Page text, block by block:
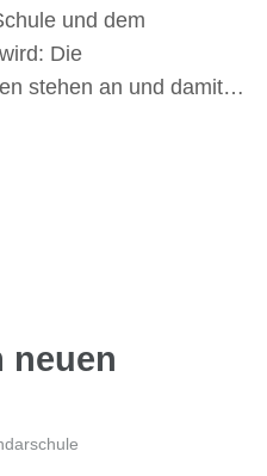
und dem
Die
stehen an und damit…
neuen